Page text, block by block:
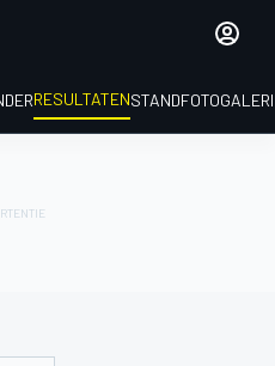
RESULTATENSTAND